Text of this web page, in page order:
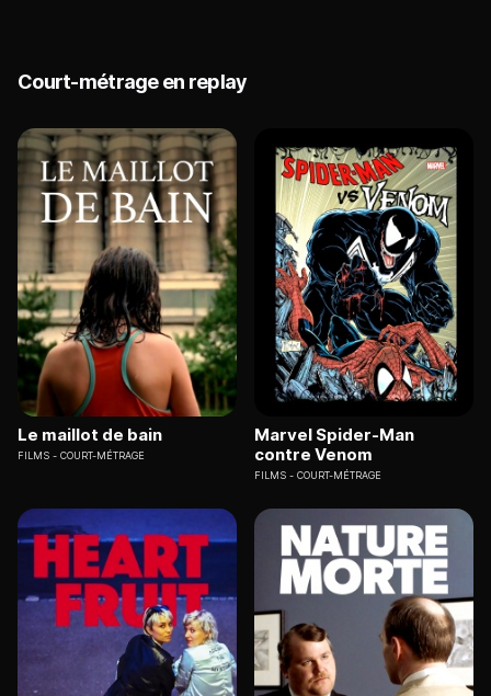
Court-métrage en replay
Le maillot de bain
FILMS COURT-MÉTRAGE
Marvel Spider-Man
contre Venom
FILMS COURT-MÉTRAGE